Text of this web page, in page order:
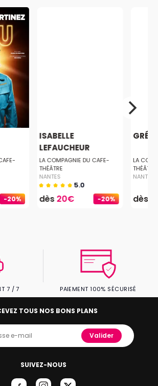
-20% -20%
ISABELLE
LEFAUCHEUR
LA COMPAGNIE DU CAFE-
THÉÂTRE
NANTES
5.0
dès20€
LA
THÉÂTRE
NANTES
dès
7 / 7 PAIEMENT 100% SÉCURISÉ
SUIVEZ-NOUS
TOUS NOS BONS PLANS
Valider